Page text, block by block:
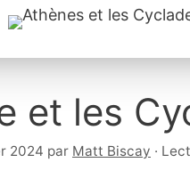
et les
2024 21
par Matt Biscay ·